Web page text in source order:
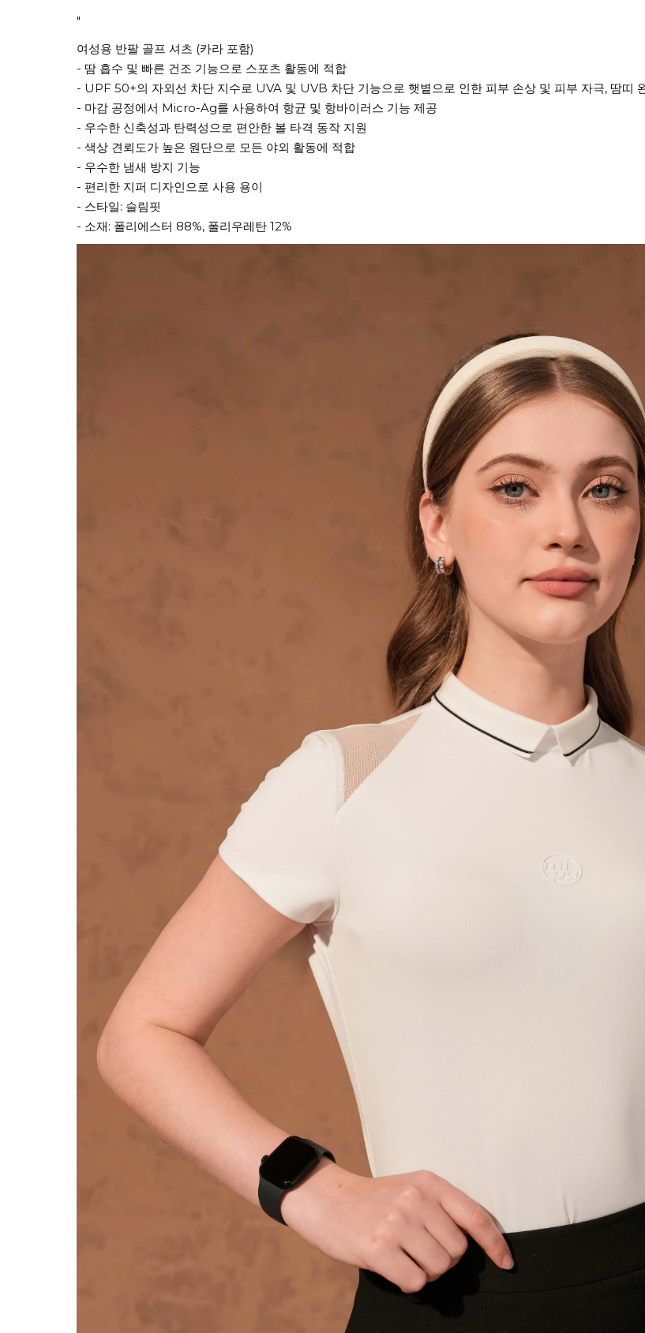
"
여성용 반팔 골프 셔츠 (카라 포함)
- 땀 흡수 및 빠른 건조 기능으로 스포츠 활동에 적합
- UPF 50+의 자외선 차단 지수로 UVA 및 UVB 차단 기능으로 햇볕으로 인한 피부 손상 및 피부 자극, 땀띠
- 마감 공정에서 Micro-Ag를 사용하여 항균 및 항바이러스 기능 제공
- 우수한 신축성과 탄력성으로 편안한 볼 타격 동작 지원
- 색상 견뢰도가 높은 원단으로 모든 야외 활동에 적합
- 우수한 냄새 방지 기능
- 편리한 지퍼 디자인으로 사용 용이
- 스타일: 슬림핏
- 소재: 폴리에스터 88%, 폴리우레탄 12%